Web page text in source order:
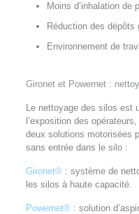
Moins d’inhalation de
Réduction des
Environnement de
Gironet et Powernet :
Le nettoyage des silos est
l’exposition des
deux solutions motorisées
sans entrée dans le silo :
Gironet®: système de
les silos à haute capacité.
Powernet®: solution